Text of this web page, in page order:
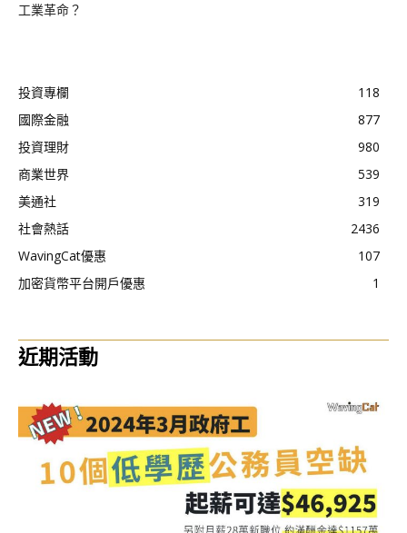
工業革命？
投資專欄
118
國際金融
877
投資理財
980
商業世界
539
美通社
319
社會熱話
2436
WavingCat優惠
107
加密貨幣平台開戶優惠
1
近期活動